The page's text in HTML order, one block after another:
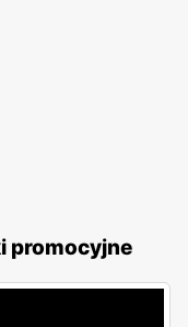
promocyjne